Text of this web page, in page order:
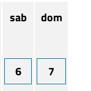
sab dom
6 7